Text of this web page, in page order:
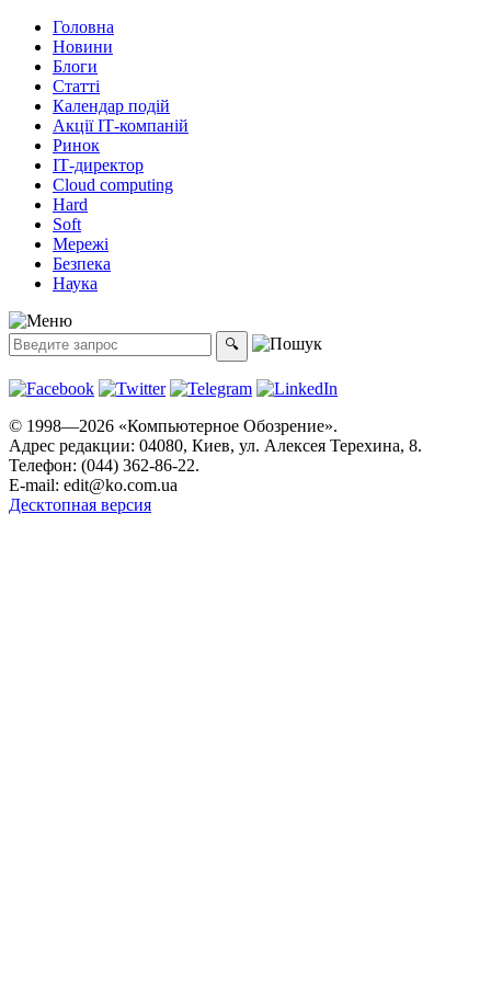
Головна
Новини
Блоги
Статті
Календар подій
Акції ІТ-компаній
Ринок
ІТ-директор
Cloud computing
Hard
Soft
Мережі
Безпека
Наука
© 1998—2026 «Компьютерное Обозрение».
Адрес редакции: 04080, Киев, ул. Алексея Терехина, 8.
Телефон: (044) 362-86-22.
E-mail: edit@ko.com.ua
Десктопная версия